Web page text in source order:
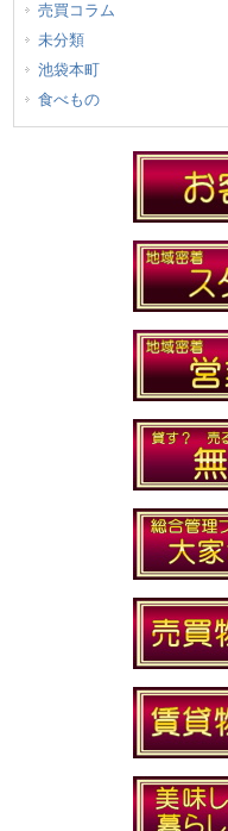
売買コラム
未分類
池袋本町
食べもの